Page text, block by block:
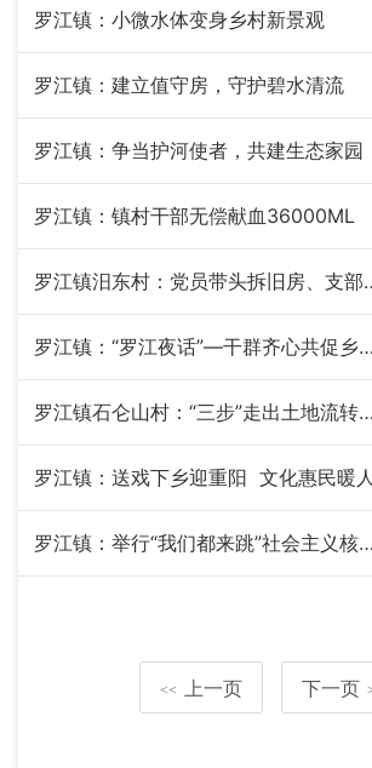
罗江镇：小微水体变身乡村新景观
罗江镇：建立值守房，守护碧水清流
罗江镇：争当护河使者，共建生态家园
罗江镇：镇村干部无偿献血36000ML
罗江镇汨东村
罗江镇：“罗江夜话”—干群齐心共促乡村振兴
罗江镇石仑山村：“三步”走出土地流转新路子
罗江镇：举行“我们都来跳”社会主义核心价值观原创广场舞网络电视大赛罗江镇初赛
<< 上一页 下一页